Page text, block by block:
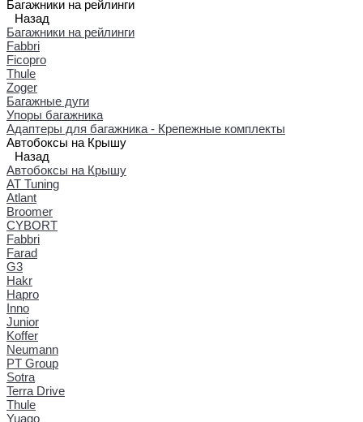
Багажники на рейлинги
Назад
Багажники на рейлинги
Fabbri
Ficopro
Thule
Zoger
Багажные дуги
Упоры багажника
Адаптеры для багажника - Крепежные комплекты
Автобоксы на Крышу
Назад
Автобоксы на Крышу
AT Tuning
Atlant
Broomer
CYBORT
Fabbri
Farad
G3
Hakr
Hapro
Inno
Junior
Koffer
Neumann
PT Group
Sotra
Terra Drive
Thule
Yuago